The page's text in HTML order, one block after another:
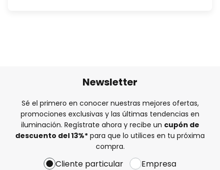
Newsletter
Sé el primero en conocer nuestras mejores ofertas,
promociones exclusivas y las últimas tendencias en
iluminación. Regístrate ahora y recibe un cupón de
descuento del13%* para que lo utilices en tu próxima
compra.
Cliente particular Empresa